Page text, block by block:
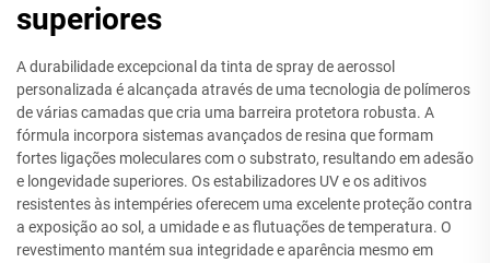
superiores
A durabilidade excepcional da tinta de spray de aerossol
personalizada é alcançada através de uma tecnologia de polímeros
de várias camadas que cria uma barreira protetora robusta. A
fórmula incorpora sistemas avançados de resina que formam
fortes ligações moleculares com o substrato, resultando em adesão
e longevidade superiores. Os estabilizadores UV e os aditivos
resistentes às intempéries oferecem uma excelente proteção contra
a exposição ao sol, a umidade e as flutuações de temperatura. O
revestimento mantém sua integridade e aparência mesmo em